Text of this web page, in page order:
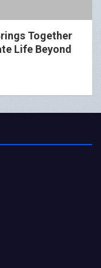
Together
Life Beyond